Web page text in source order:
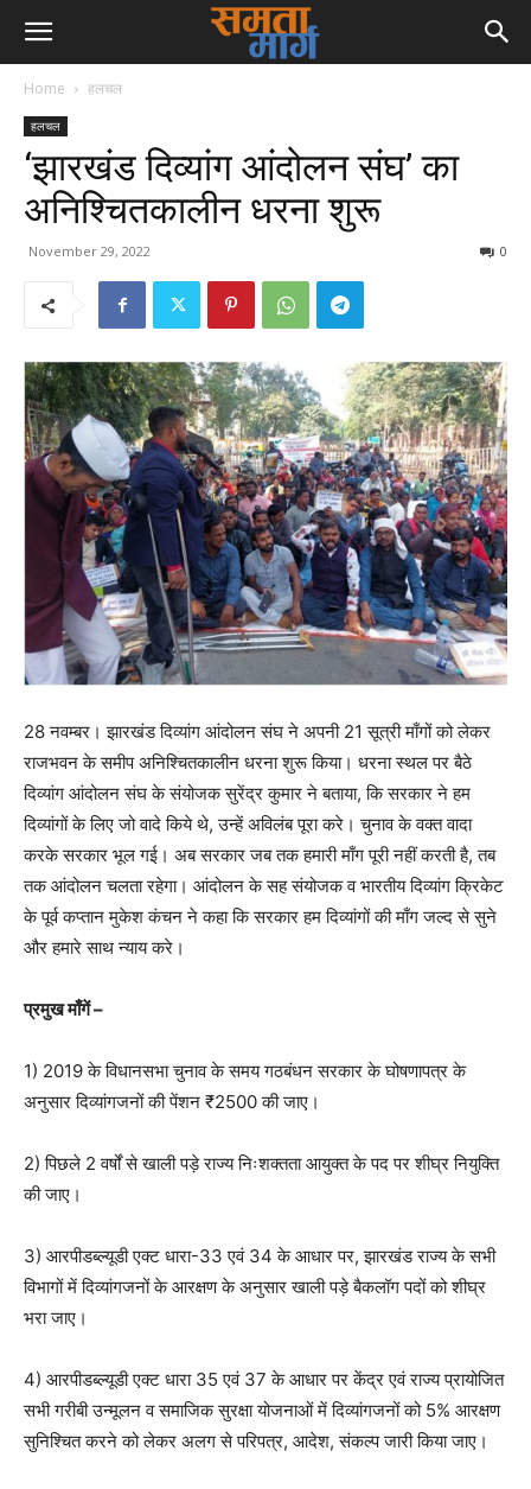
Home हलचल
हलचल
‘झारखंड दिव्यांग आंदोलन संघ’ का
अनिश्चितकालीन धरना शुरू
November 29, 2022 0
28 नवम्बर। झारखंड दिव्यांग आंदोलन संघ ने अपनी 21 सूत्री माँगों को लेकर
राजभवन के समीप अनिश्चितकालीन धरना शुरू क‍िया। धरना स्थल पर बैठे
दिव्यांग आंदोलन संघ के संयोजक सुरेंद्र कुमार ने बताया, क‍ि सरकार ने हम
दिव्यांगों के लिए जो वादे किये थे, उन्हें अविलंब पूरा करे। चुनाव के वक्‍त वादा
करके सरकार भूल गई। अब सरकार जब तक हमारी माँग पूरी नहीं करती है, तब
तक आंदोलन चलता रहेगा। आंदोलन के सह संयोजक व भारतीय दिव्यांग क्रिकेट
के पूर्व कप्तान मुकेश कंचन ने कहा क‍ि सरकार हम दिव्यांगों की माँग जल्द से सुने
और हमारे साथ न्याय करे।
प्रमुख माँगें –
1) 2019 के विधानसभा चुनाव के समय गठबंधन सरकार के घोषणापत्र के
अनुसार दिव्यांगजनों की पेंशन ₹2500 की जाए।
2) पिछले 2 वर्षों से खाली पड़े राज्य निःशक्तता आयुक्त के पद पर शीघ्र नियुक्ति
की जाए।
3) आरपीडब्ल्यूडी एक्ट धारा-33 एवं 34 के आधार पर, झारखंड राज्य के सभी
विभागों में दिव्यांगजनों के आरक्षण के अनुसार खाली पड़े बैकलॉग पदों को शीघ्र
भरा जाए।
4) आरपीडब्ल्यूडी एक्ट धारा 35 एवं 37 के आधार पर केंद्र एवं राज्य प्रायोजित
सभी गरीबी उन्मूलन व समाजिक सुरक्षा योजनाओं में दिव्यांगजनों को 5% आरक्षण
सुनिश्चित करने को लेकर अलग से परिपत्र, आदेश, संकल्प जारी किया जाए।